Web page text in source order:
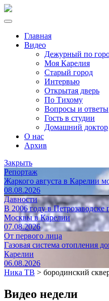
Главная
Видео
Дежурный по
Моя Карелия
Старый город
Интервью
Открытая дверь
По Тихому
Вопросы и ответы
Гость в студии
Домашний доктор
О нас
Архив
Закрыть
Репортаж
Жаркого августа в Карелии
08.08.2026
Давности
В 2006 году в
Москвы в Карелии
07.08.2026
От первого лица
Газовая система отопления
Карелии
06.08.2026
Ника ТВ > бородинский
Видео недели